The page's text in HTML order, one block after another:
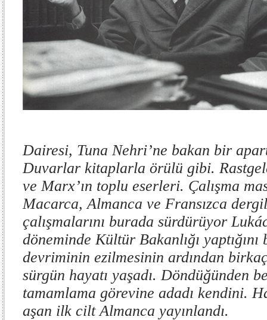
Dairesi, Tuna Nehri’ne bakan bir
Duvarlar kitaplarla örülü gibi.
ve Marx’ın toplu eserleri. Çalışma
Macarca, Almanca ve Fransızca
çalışmalarını burada sürdürüyor
döneminde Kültür Bakanlığı
devriminin ezilmesinin ardından
sürgün hayatı yaşadı. Döndüğünden
tamamlama görevine adadı kendini.
aşan ilk cilt Almanca yayınlandı.